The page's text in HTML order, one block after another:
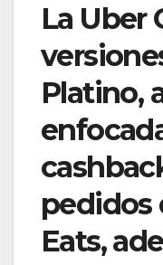
La Uber
Platino,
pedidos
Eats,